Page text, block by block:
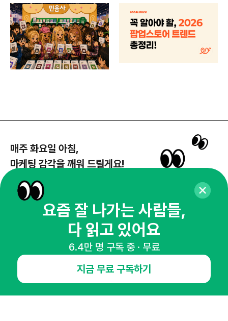
매주 화요일 아침,
마케팅 감각을 깨워 드릴게요!
뉴스레터 구독하기
오픈애즈란
요즘 잘 나가는 사람들,
다 읽고 있어요
6.4만 명 구독 중 · 무료
지금 무료 구독하기